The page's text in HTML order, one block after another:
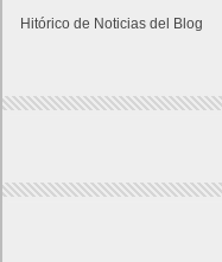
Hitórico de Noticias del Blog